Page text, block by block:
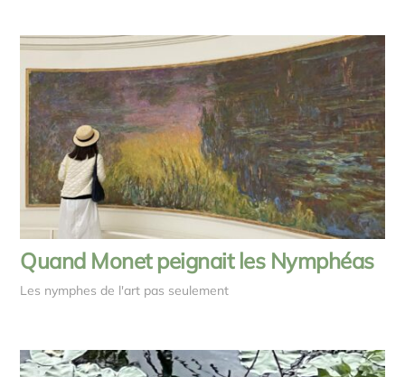
Quand Monet peignait les Nymphéas
Les nymphes de l'art pas seulement